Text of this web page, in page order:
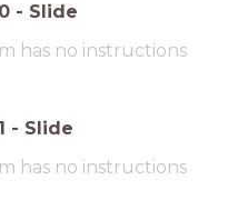
- Slide
has no instructions
- Slide
has no instructions